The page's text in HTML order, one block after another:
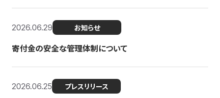
2026.06.29 お知らせ
寄付金の安全な管理体制について
2026.06.25 プレスリリース